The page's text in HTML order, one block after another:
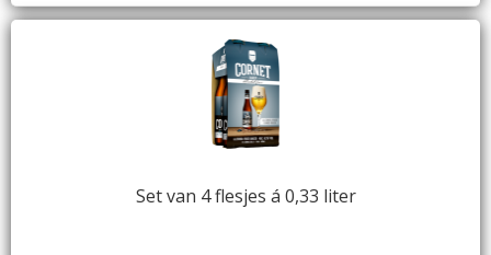
Set van 4 flesjes á 0,33 liter